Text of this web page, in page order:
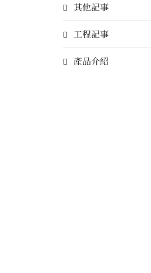
其他記事
工程記事
產品介紹